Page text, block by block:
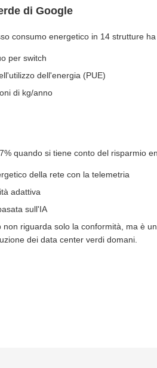
di Google
consumo energetico in 14 strutture
per switch
dell'energia (PUE)
di kg/anno
quando si tiene conto del risparmio
della rete con la telemetria
adattiva
sull'IA
riguarda solo la conformità, ma è
dei data center verdi domani.